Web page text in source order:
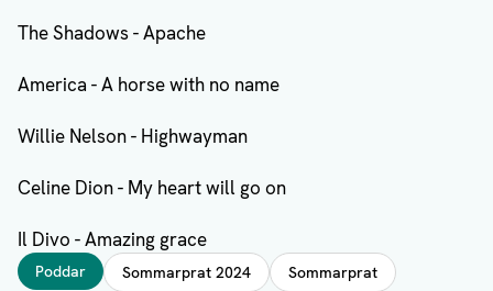
The Shadows - Apache
America - A horse with no name
Willie Nelson - Highwayman
Celine Dion - My heart will go on
Il Divo - Amazing grace
Taggar
Poddar Sommarprat 2024 Sommarprat